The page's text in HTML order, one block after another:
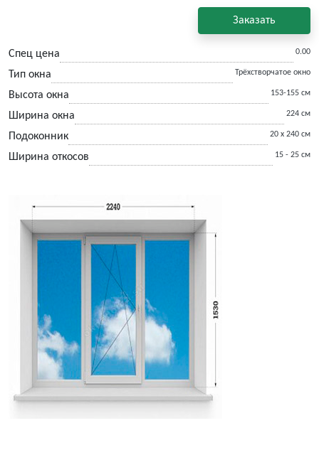
Заказать
Спец цена 0.00
Тип окна Трёхстворчатое окно
Высота окна 153-155 см
Ширина окна 224 см
Подоконник 20 х 240 см
Ширина откосов 15 - 25 см